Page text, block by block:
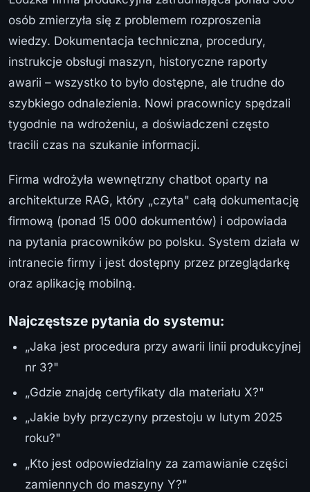
osób zmierzyła się z problemem rozproszenia
wiedzy. Dokumentacja techniczna, procedury,
instrukcje obsługi maszyn, historyczne raporty
awarii – wszystko to było dostępne, ale trudne do
szybkiego odnalezienia. Nowi pracownicy spędzali
tygodnie na wdrożeniu, a doświadczeni często
tracili czas na szukanie informacji.
Firma wdrożyła wewnętrzny chatbot oparty na
architekturze RAG, który „czyta" całą dokumentację
firmową (ponad 15 000 dokumentów) i odpowiada
na pytania pracowników po polsku. System działa w
intranecie firmy i jest dostępny przez przeglądarkę
oraz aplikację mobilną.
Najczęstsze pytania do systemu:
„Jaka jest procedura przy awarii linii produkcyjnej
nr 3?"
„Gdzie znajdę certyfikaty dla materiału X?"
„Jakie były przyczyny przestoju w lutym 2025
roku?"
„Kto jest odpowiedzialny za zamawianie części
zamiennych do maszyny Y?"